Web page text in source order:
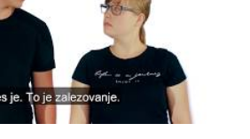
delaš, kdaj prideš?
Video vsebine